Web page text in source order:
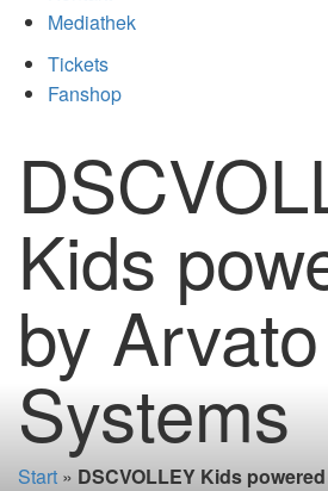
Mediathek
Tickets
Fanshop
Kids
by Arvato
Systems
Start » DSCVOLLEY Kids